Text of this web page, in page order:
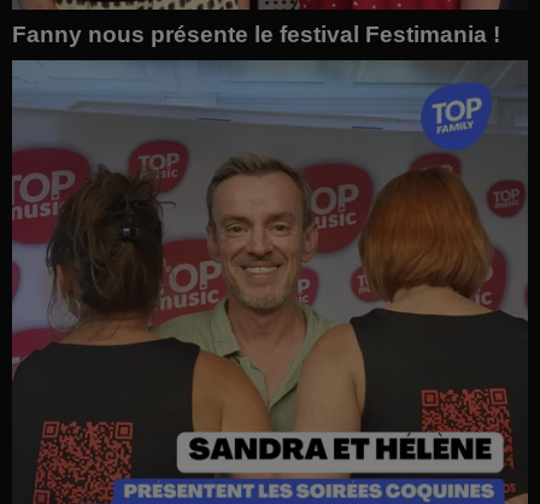
Fanny nous présente le festival Festimania !